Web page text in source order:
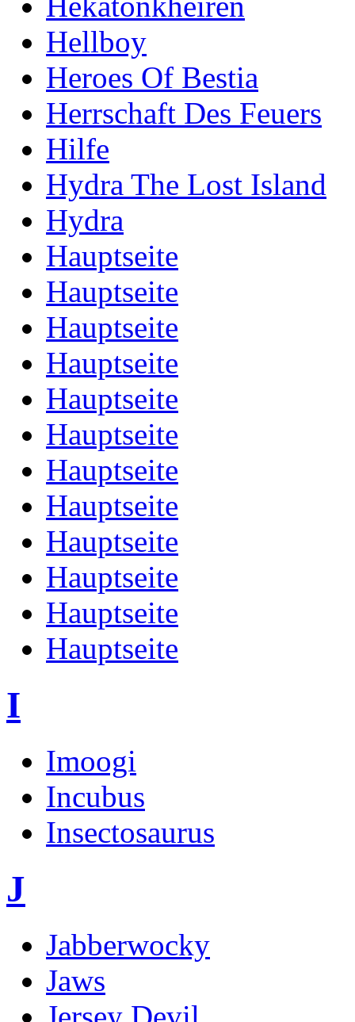
Hellboy
Heroes Of Bestia
Herrschaft Des Feuers
Hilfe
Hydra The Lost Island
Hydra
Hauptseite
Hauptseite
Hauptseite
Hauptseite
Hauptseite
Hauptseite
Hauptseite
Hauptseite
Hauptseite
Hauptseite
Hauptseite
Hauptseite
I
Imoogi
Incubus
Insectosaurus
J
Jabberwocky
Jaws